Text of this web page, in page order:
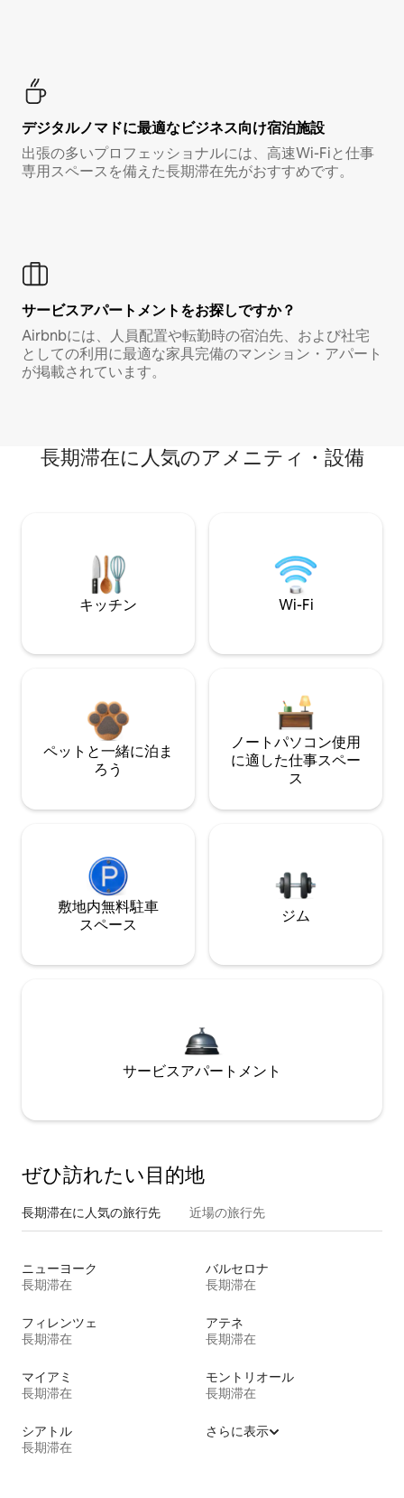
デジタルノマド⁠に最⁠適⁠なビ⁠ジ⁠ネ⁠ス⁠向⁠け宿⁠泊⁠施⁠設
出張の多いプロフェッショナルには、高速Wi-Fiと仕事
専用スペースを備えた長期滞在先がおすすめです。
サービスアパートメントをお探しですか？
Airbnbには、人員配置や転勤時の宿泊先、および社宅
としての利用に最適な家具完備のマンション・アパート
が掲載されています。
長期滞在に人気のアメニティ・設備
キッチン Wi-Fi
ペットと一緒に泊ま
ろう
ノートパソコン使用
に適した仕事スペー
ス
敷地内無料駐⁠車
ス⁠ペ⁠ー⁠ス
ジム
サービスアパートメント
ぜひ訪⁠れ⁠た⁠い目⁠的⁠地
長期滞在に人気の旅行先 近場の旅行先
ニューヨーク
長期滞在
バルセロナ
長期滞在
フィレンツェ
長期滞在
アテネ
長期滞在
マイアミ
長期滞在
モントリオール
長期滞在
シアトル
長期滞在
さらに表示